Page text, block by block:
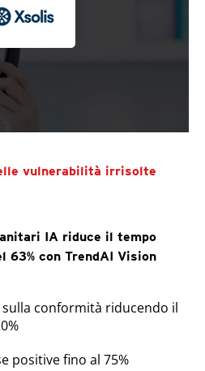
vulnerabilità irrisolte
IA riduce il tempo
63% con TrendAI Vision
conformità riducendo il
positive fino al 75%